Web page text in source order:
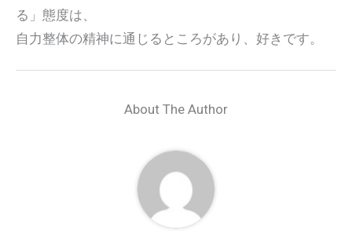
る」態度は、
自力整体の精神に通じるところがあり、好きです。
About The Author